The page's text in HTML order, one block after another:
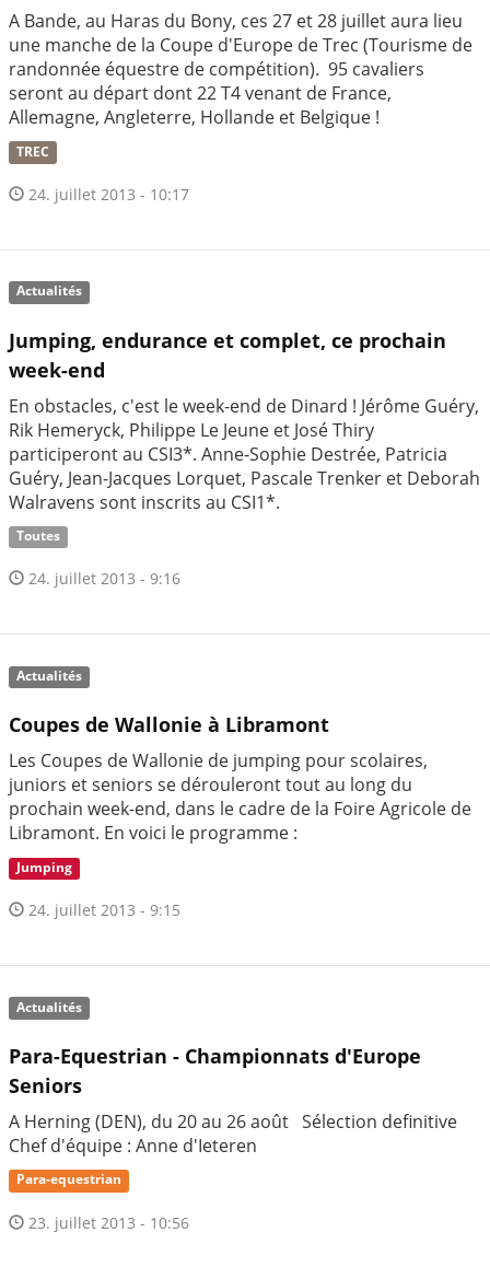
A Bande, au Haras du Bony, ces 27 et 28 juillet aura lieu
une manche de la Coupe d'Europe de Trec (Tourisme de
randonnée équestre de compétition). 95 cavaliers
seront au départ dont 22 T4 venant de France,
Allemagne, Angleterre, Hollande et Belgique !
TREC
24. juillet 2013 - 10:17
Actualités
Jumping, endurance et complet, ce prochain
week-end
En obstacles, c'est le week-end de Dinard ! Jérôme Guéry,
Rik Hemeryck, Philippe Le Jeune et José Thiry
participeront au CSI3*. Anne-Sophie Destrée, Patricia
Guéry, Jean-Jacques Lorquet, Pascale Trenker et Deborah
Walravens sont inscrits au CSI1*.
Toutes
24. juillet 2013 - 9:16
Actualités
Coupes de Wallonie à Libramont
Les Coupes de Wallonie de jumping pour scolaires,
juniors et seniors se dérouleront tout au long du
prochain week-end, dans le cadre de la Foire Agricole de
Libramont. En voici le programme :
Jumping
24. juillet 2013 - 9:15
Actualités
Para-Equestrian - Championnats d'Europe
Seniors
A Herning (DEN), du 20 au 26 août Sélection definitive
Chef d'équipe : Anne d'Ieteren
Para-equestrian
23. juillet 2013 - 10:56